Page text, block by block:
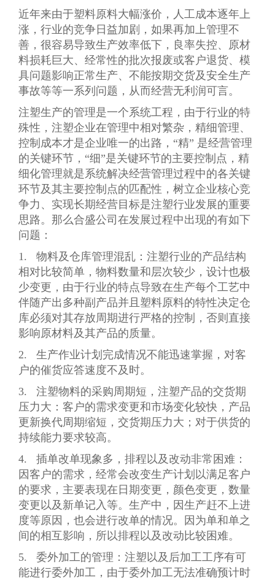
近年来由于塑料原料大幅涨价，人工成本逐年上
涨，行业的竞争日益加剧，如果再加上管理不
善，很容易导致生产效率低下，良率失控、原材
料损耗巨大、经常性的批次报废或客户退货、模
具问题影响正常生产、不能按期交货及安全生产
事故等等一系列问题，从而经营无利润可言。
注塑生产的管理是一个系统工程，由于行业的特
殊性，注塑企业在管理中相对繁杂，精细管理、
控制成本才是企业唯一的出路，“精” 是经营管理
的关键环节，“细”是关键环节的主要控制点，精
细化管理就是系统解决经营管理过程中的各关键
环节及其主要控制点的匹配性，树立企业核心竞
争力、实现长期经营目标是注塑行业发展的重要
思路。那么合盛公司在发展过程中出现的有如下
问题：
1. 物料及仓库管理混乱：注塑行业的产品结构
相对比较简单，物料数量和层次较少，设计也极
少变更，由于行业的特点导致在生产每个工艺中
伴随产出多种副产品并且塑料原料的特性决定仓
库必须对其存放周期进行严格的控制，否则直接
影响原材料及其产品的质量。
2. 生产作业计划完成情况不能迅速掌握，对客
户的催货应答速度不及时。
3. 注塑物料的采购周期短，注塑产品的交货期
压力大：客户的需求变更和市场变化较快，产品
更新换代周期缩短，交货期压力大；对于供货的
持续能力要求较高。
4. 插单改单现象多，排程以及改动非常困难：
因客户的需求，经常会改变生产计划以满足客户
的要求，主要表现在日期变更，颜色变更，数量
变更以及新单记入等。生产中，因生产赶不上进
度等原因，也会进行改单的情况。因为单和单之
间的相互影响，所以排程以及改动比较困难。
5. 委外加工的管理：注塑以及后加工工序有可
能进行委外加工，由于委外加工无法准确预计时